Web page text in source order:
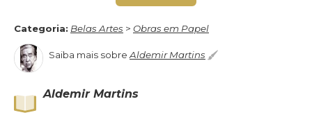
Categoria: Belas Artes > Obras em Papel
Saiba mais sobre Aldemir Martins
Aldemir Martins